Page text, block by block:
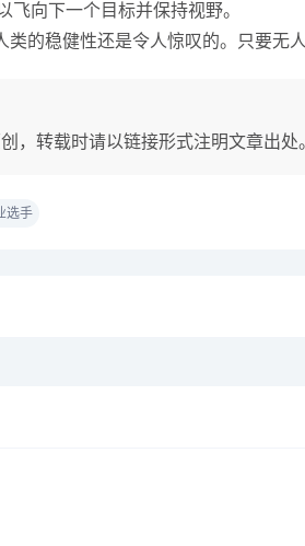
飞向下一个目标并保持视野。
的稳健性还是令人惊叹的。只要无
，转载时请以链接形式注明文章出处
选手